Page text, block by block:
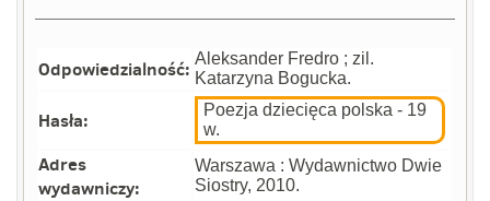
Odpowiedzialność: Aleksander Fredro ; zil.
Katarzyna Bogucka.
Hasła:
Poezja dziecięca polska - 19
w.
Adres
wydawniczy:
Warszawa : Wydawnictwo Dwie
Siostry, 2010.